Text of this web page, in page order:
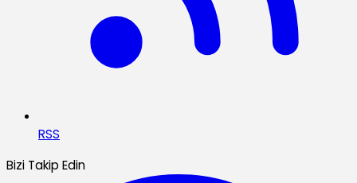
RSS
Bizi Takip Edin